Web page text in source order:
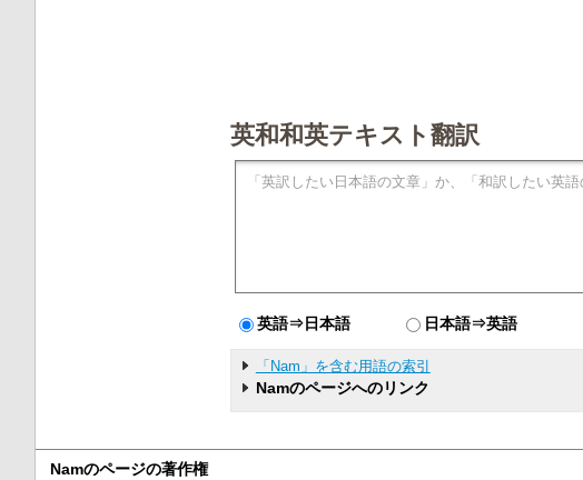
英和和英テキスト翻訳
英語⇒日本語 日本語⇒英語
「Nam」を含む用語の索引
Namのページへのリンク
Namのページの著作権